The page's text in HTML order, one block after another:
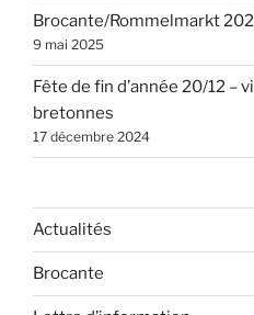
Brocante/Rommelmarkt
9 mai 2025
Fête de fin d’année 20/12 –
bretonnes
17 décembre 2024
Actualités
Brocante